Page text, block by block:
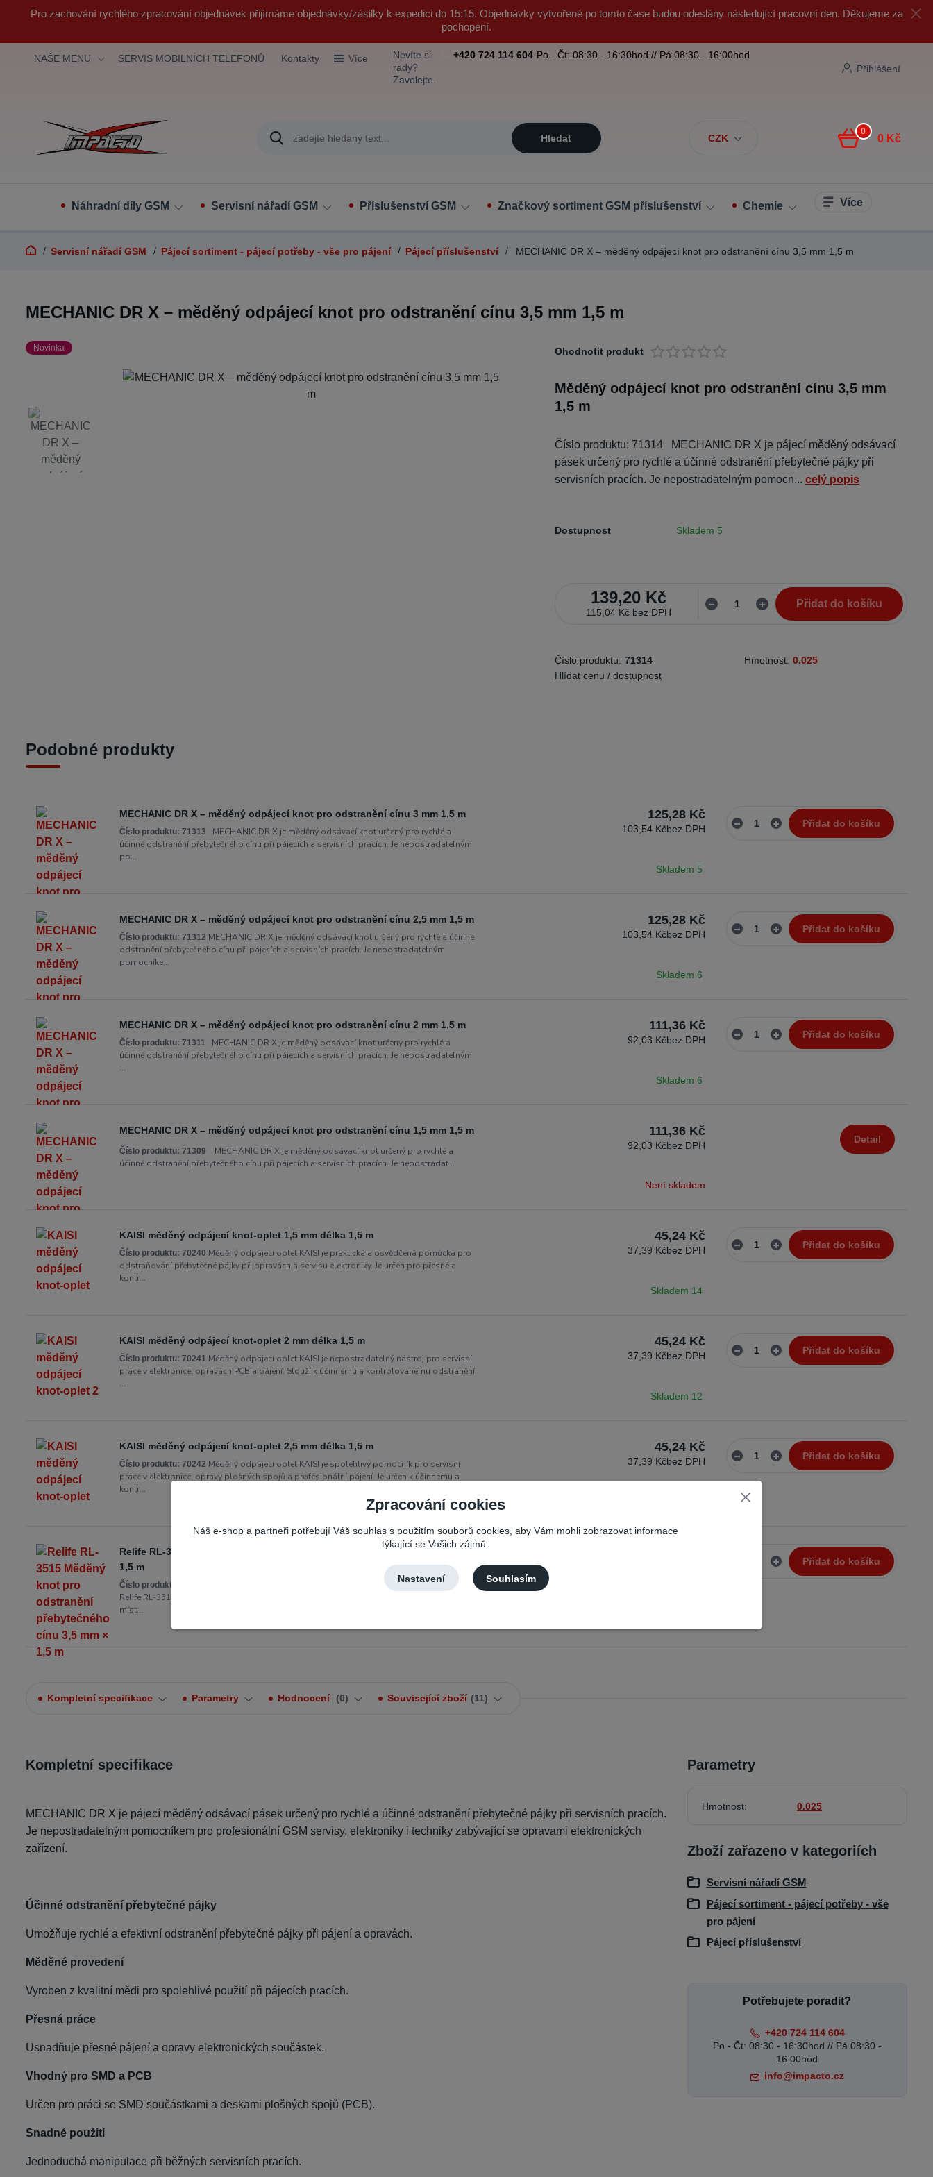
Pro zachování rychlého zpracování objednávek přijímáme objednávky/zásilky k expedici do 15:15. Objednávky vytvořené po tomto čase budou odeslány následující pracovní den. Děkujeme za
pochopení.
NAŠE MENU SERVIS MOBILNÍCH TELEFONŮ Kontakty Více
CZK
Přihlášení
Hledat
Nevíte si
rady?
Zavolejte.
+420 724 114 604 Po - Čt: 08:30 - 16:30hod // Pá 08:30 - 16:00hod
0
0 Kč
Náhradní díly GSM Servisní nářadí GSM Příslušenství GSM Značkový sortiment GSM příslušenství Chemie Více
Servisní nářadí GSM Pájecí sortiment - pájecí potřeby - vše pro pájení Pájecí příslušenství MECHANIC DR X – měděný odpájecí knot pro odstranění cínu 3,5 mm 1,5 m
MECHANIC DR X – měděný odpájecí knot pro odstranění cínu 3,5 mm 1,5 m
Novinka Ohodnotit produkt
Měděný odpájecí knot pro odstranění cínu 3,5 mm
1,5 m
Číslo produktu: 71314 MECHANIC DR X je pájecí měděný odsávací
pásek určený pro rychlé a účinné odstranění přebytečné pájky při
servisních pracích. Je nepostradatelným pomocn... celý popis
Dostupnost Skladem 5
139,20 Kč
115,04 Kč bez DPH
Přidat do košíku
Číslo produktu: 71314 Hmotnost: 0.025
Hlídat cenu / dostupnost
Podobné produkty
MECHANIC DR X – měděný odpájecí knot pro odstranění cínu 3 mm 1,5 m
Číslo produktu: 71313
MECHANIC DR X je měděný odsávací knot určený pro rychlé a
účinné odstranění přebytečného cínu při pájecích a servisních pracích. Je nepostradatelným
po...
125,28 Kč
103,54 Kčbez DPH
Skladem 5
Přidat do košíku
MECHANIC DR X – měděný odpájecí knot pro odstranění cínu 2,5 mm 1,5 m
Číslo produktu: 71312 MECHANIC DR X je měděný odsávací knot určený pro rychlé a účinné
odstranění přebytečného cínu při pájecích a servisních pracích. Je nepostradatelným
pomocníke...
125,28 Kč
103,54 Kčbez DPH
Skladem 6
Přidat do košíku
MECHANIC DR X – měděný odpájecí knot pro odstranění cínu 2 mm 1,5 m
Číslo produktu: 71311 MECHANIC DR X je měděný odsávací knot určený pro rychlé a
účinné odstranění přebytečného cínu při pájecích a servisních pracích. Je nepostradatelným
...
111,36 Kč
92,03 Kčbez DPH
Skladem 6
Přidat do košíku
MECHANIC DR X – měděný odpájecí knot pro odstranění cínu 1,5 mm 1,5 m
Číslo produktu: 71309
MECHANIC DR X je měděný odsávací knot určený pro rychlé a
účinné odstranění přebytečného cínu při pájecích a servisních pracích. Je nepostradat...
111,36 Kč
92,03 Kčbez DPH
Není skladem
Detail
KAISI měděný odpájecí knot-oplet 1,5 mm délka 1,5 m
Číslo produktu: 70240 Měděný odpájecí oplet KAISI je praktická a osvědčená pomůcka pro
odstraňování přebytečné pájky při opravách a servisu elektroniky. Je určen pro přesné a
kontr...
45,24 Kč
37,39 Kčbez DPH
Skladem 14
Přidat do košíku
KAISI měděný odpájecí knot-oplet 2 mm délka 1,5 m
Číslo produktu: 70241 Měděný odpájecí oplet KAISI je nepostradatelný nástroj pro servisní
práce v elektronice, opravách PCB a pájení. Slouží k účinnému a kontrolovanému odstranění
...
45,24 Kč
37,39 Kčbez DPH
Skladem 12
Přidat do košíku
KAISI měděný odpájecí knot-oplet 2,5 mm délka 1,5 m
Číslo produktu: 70242 Měděný odpájecí oplet KAISI je spolehlivý pomocník pro servisní
práce v elektronice, opravy plošných spojů a profesionální pájení. Je určen k účinnému a
kontr...
45,24 Kč
37,39 Kčbez DPH Přidat do košíku
Relife RL-3515 Měděný knot pro odstranění přebytečného cínu 3,5 mm ×
1,5 m
Číslo produktu:
Profesionální nástroj pro přesné odstraňování cínuMěděná pletenka
Relife RL-3515 je určena k rychlému a čistému odstraňování přebytečné pájky z pájecích
míst....
Přidat do košíku
Kompletní specifikace Parametry Hodnocení 0 Související zboží 11
Kompletní specifikace
MECHANIC DR X je pájecí měděný odsávací pásek určený pro rychlé a účinné odstranění přebytečné pájky při servisních pracích.
Je nepostradatelným pomocníkem pro profesionální GSM servisy, elektroniky i techniky zabývající se opravami elektronických
zařízení.
Účinné odstranění přebytečné pájky
Umožňuje rychlé a efektivní odstranění přebytečné pájky při pájení a opravách.
Měděné provedení
Vyroben z kvalitní mědi pro spolehlivé použití při pájecích pracích.
Přesná práce
Usnadňuje přesné pájení a opravy elektronických součástek.
Vhodný pro SMD a PCB
Určen pro práci se SMD součástkami a deskami plošných spojů (PCB).
Snadné použití
Jednoduchá manipulace při běžných servisních pracích.
Parametry
Hmotnost 0.025
Zboží zařazeno v kategoriích
Servisní nářadí GSM
Pájecí sortiment - pájecí potřeby - vše
pro pájení
Pájecí příslušenství
Potřebujete poradit?
+420 724 114 604
Po - Čt: 08:30 - 16:30hod // Pá 08:30 -
16:00hod
info@impacto.cz
Zpracování cookies
Náš e-shop a partneři potřebují Váš souhlas s použitím souborů cookies, aby Vám mohli zobrazovat informace
týkající se Vašich zájmů.
Nastavení Souhlasím